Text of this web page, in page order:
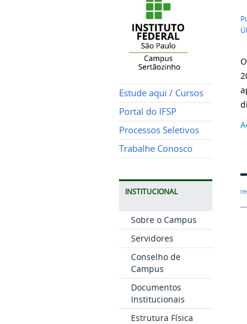
Estude aqui / Cursos
Portal do IFSP
Processos Seletivos
Trabalhe Conosco
INSTITUCIONAL
Sobre o Campus
Servidores
Conselho de
Campus
Documentos
Institucionais
Estrutura Física